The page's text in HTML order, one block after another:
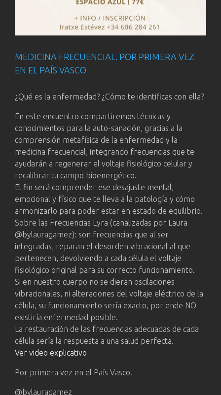
MEDICINA FRECUENCIAL. POR PRIMERA VEZ
EN EL PAÍS VASCO
¿Qué es la enfermedad? ¿Cómo te identificas con ella?
En este encuentro compartiremos técnicas y
conocimientos para la auto-sanación, gracias a la
comprensión metafísica de la enfermedad y la
medicina frecuencial, integrando frecuencias que te
ayudarán a regenerar el voltaje fisiológico celular y
recalibrar tu campo bioenergético.
El fin será comprender ese desajuste mental,
emocional y físico que te lleva a la patología y cómo
armonizarlo para poder estar en estado de equilibrio.
Sobre las Frecuencias Lyra (canalizadas por Laura
@bylauragamez): son frecuencias que al ser
integradas, reparan el desorden vibracional al que
pertenecen, devolviendo a cada célula el voltaje
fisiológico original para su correcto funcionamiento.
Si en nuestro cuerpo no se dieran oscilaciones
vibracionales, ni alteraciones del voltaje eléctrico de la
célula, su funcionamiento sería exacto, por ende NO
existiría enfermedad posible.
La restauración de las frecuencias adecuadas de cada
célula sería la respuesta a una salud perfecta.
Ver video explicativo
Por primera vez en el País Vasco.
@bylauragamez